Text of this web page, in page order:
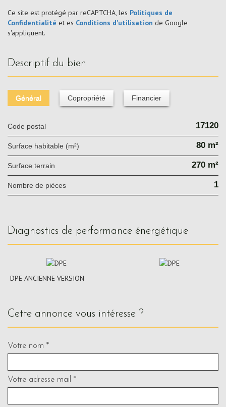
Ce site est protégé par reCAPTCHA, les Politiques de
Confidentialité et es Conditions d'utilisation de Google
s'appliquent.
descriptif du bien
Général Copropriété Financier
Code postal 17120
Surface habitable (m²) 80 m²
surface terrain 270 m²
Nombre de pièces 1
diagnostics de performance énergétique
DPE ANCIENNE VERSION
cette annonce vous intéresse ?
Votre nom *
Votre adresse mail *